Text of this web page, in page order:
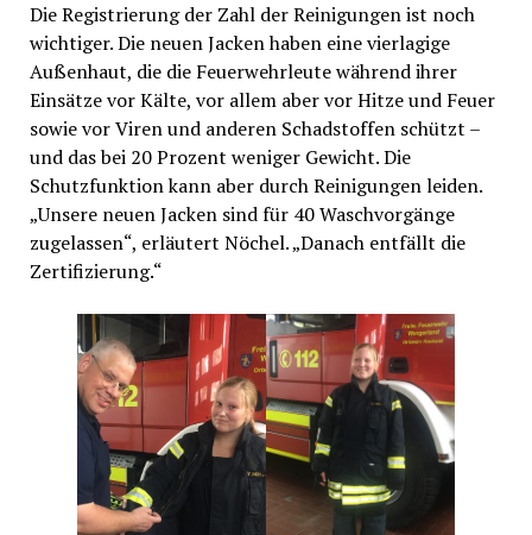
Die Registrierung der Zahl der Reinigungen ist noch
wichtiger. Die neuen Jacken haben eine vierlagige
Außenhaut, die die Feuerwehrleute während ihrer
Einsätze vor Kälte, vor allem aber vor Hitze und Feuer
sowie vor Viren und anderen Schadstoffen schützt –
und das bei 20 Prozent weniger Gewicht. Die
Schutzfunktion kann aber durch Reinigungen leiden.
„Unsere neuen Jacken sind für 40 Waschvorgänge
zugelassen“, erläutert Nöchel. „Danach entfällt die
Zertifizierung.“